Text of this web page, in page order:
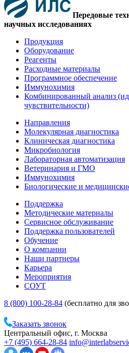
Передовые
научных исследованиях
Продукция
Оборудование
Реагенты
Расходные материалы
Программное обеспечение
Иммунохимия
Комбинированный анализ
чувствительности)
Направления
Молекулярная диагностика
Клиническая диагностика
Микробиология
Лабораторная автоматизация
Ветеринария и ГМО
Иммунохимия
Биологические и
Поддержка
Методические материалы
Сервисное обслуживание
Поддержка пользователей
Обучение
О компании
Наши партнеры
Карьера
Мероприятия
СОУТ
8 (800) 100-28-84 (бесплатно для
Заказать звонок
Центральный офис, г. Москва
+7 (495) 664-28-84